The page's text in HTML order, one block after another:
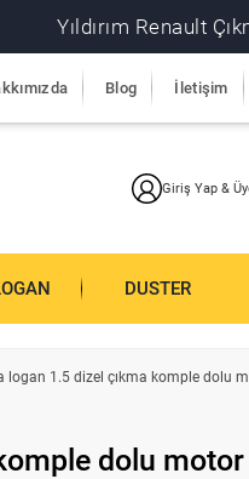
Yıldırım Renault Çıkma
Blog İletişim
Giriş Yap &
DUSTER
logan 1.5 dizel çıkma komple dolu
dolu